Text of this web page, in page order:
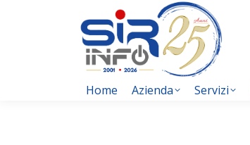
Home Azienda Servizi